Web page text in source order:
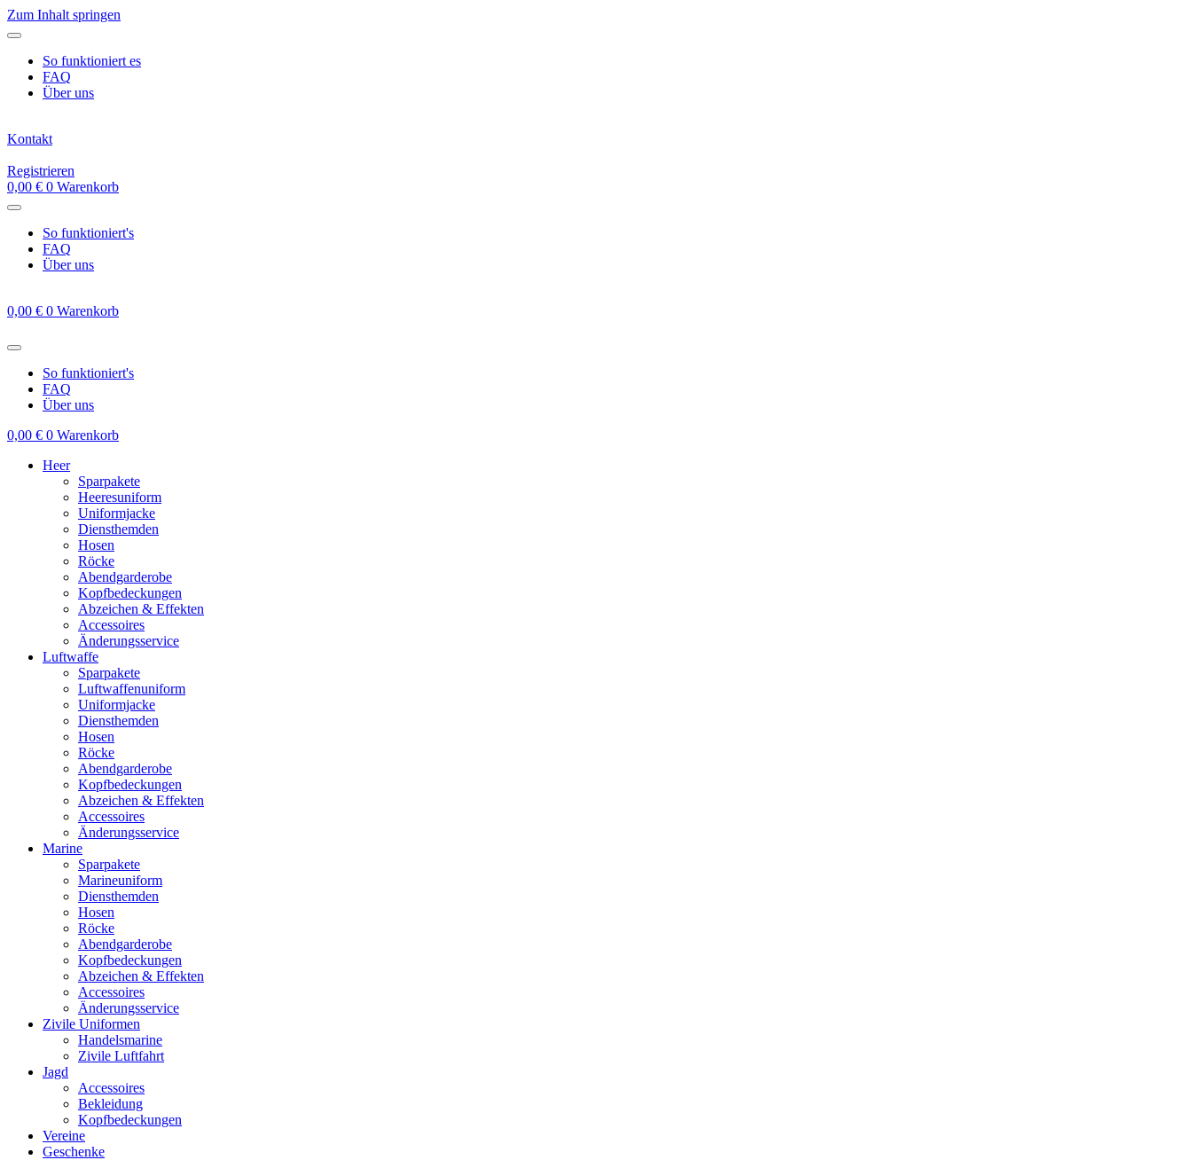
Zum Inhalt springen
So funktioniert es
FAQ
Über uns
Kontakt
Registrieren
0,00 € 0 Warenkorb
So funktioniert's
FAQ
Über uns
0,00 € 0 Warenkorb
So funktioniert's
FAQ
Über uns
0,00 € 0 Warenkorb
Heer
Sparpakete
Heeresuniform
Uniformjacke
Diensthemden
Hosen
Röcke
Abendgarderobe
Kopfbedeckungen
Abzeichen & Effekten
Accessoires
Änderungsservice
Luftwaffe
Sparpakete
Luftwaffenuniform
Uniformjacke
Diensthemden
Hosen
Röcke
Abendgarderobe
Kopfbedeckungen
Abzeichen & Effekten
Accessoires
Änderungsservice
Marine
Sparpakete
Marineuniform
Diensthemden
Hosen
Röcke
Abendgarderobe
Kopfbedeckungen
Abzeichen & Effekten
Accessoires
Änderungsservice
Zivile Uniformen
Handelsmarine
Zivile Luftfahrt
Jagd
Accessoires
Bekleidung
Kopfbedeckungen
Vereine
Geschenke